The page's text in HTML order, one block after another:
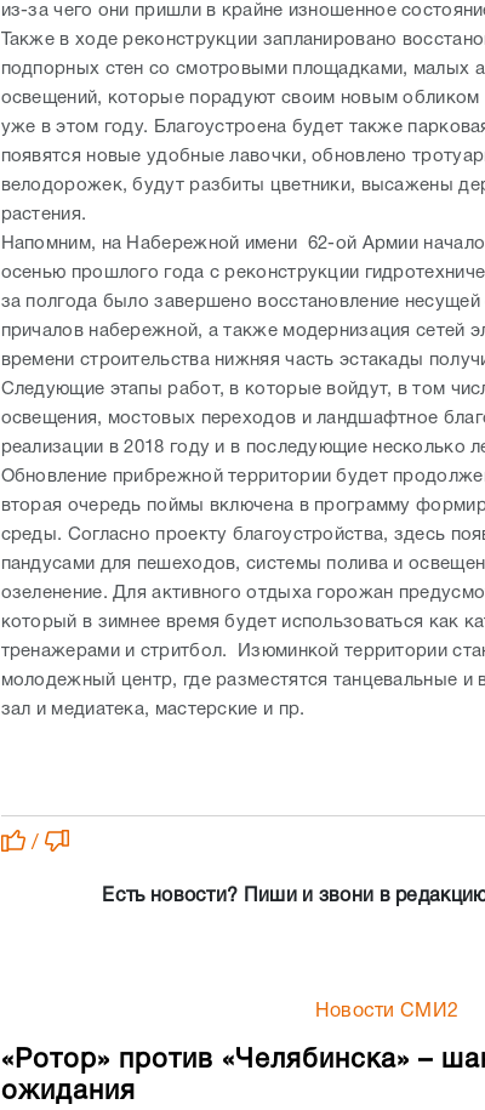
из-за чего они пришли в крайне изношенное
Также в ходе реконструкции запланировано
подпорных стен со смотровыми площадками, малых
освещений, которые порадуют своим новым обликом
уже в этом году. Благоустроена будет также
появятся новые удобные лавочки, обновлено
велодорожек, будут разбиты цветники, высажены
растения.
Напомним, на Набережной имени 62-ой Армии
осенью прошлого года с реконструкции
за полгода было завершено восстановление
причалов набережной, а также модернизация сетей
времени строительства нижняя часть эстакады
Следующие этапы работ, в которые войдут, в том
освещения, мостовых переходов и ландшафтное
реализации в 2018 году и в последующие несколько
Обновление прибрежной территории будет
вторая очередь поймы включена в программу
среды. Согласно проекту благоустройства, здесь
пандусами для пешеходов, системы полива и
озеленение. Для активного отдыха горожан
который в зимнее время будет использоваться как
тренажерами и стритбол. Изюминкой территории
молодежный центр, где разместятся танцевальные
зал и медиатека, мастерские и пр.
/
Есть новости? Пиши и звони в
Новости СМИ2
«Ротор» против «Челябинска» –
ожидания